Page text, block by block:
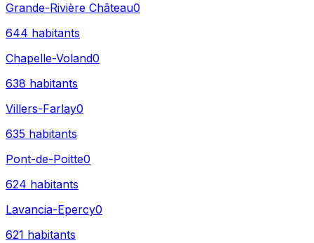
Grande-Rivière Château0
644 habitants
Chapelle-Voland0
638 habitants
Villers-Farlay0
635 habitants
Pont-de-Poitte0
624 habitants
Lavancia-Epercy0
621 habitants